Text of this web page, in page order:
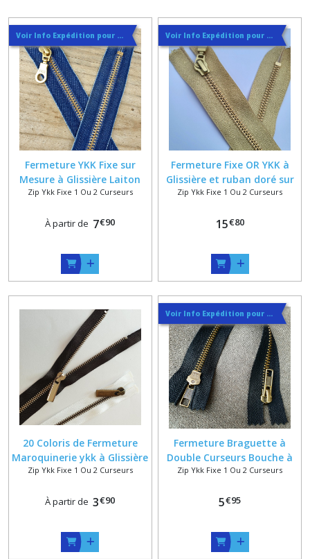
Voir Info Expédition pour Régler les Frais de Port au Meilleur Prix , En haut d'ecran à Droite
Fermeture YKK Fixe sur
Mesure à Glissière Laiton
Doré Poli ou Or sur Ruban
Zip Ykk Fixe 1 Ou 2 Curseurs
À partir de 7€90
Voir Info Expédition pour Régler les Frais de Port au Meilleur Prix , En haut d'ecran à Droite
Fermeture Fixe OR YKK à
Glissière et ruban doré sur
mesure jusqu'à 60 cm
Zip Ykk Fixe 1 Ou 2 Curseurs
15€80
20 Coloris de Fermeture
Maroquinerie ykk à Glissière
Métal 6 mm en Vieux Laiton
Zip Ykk Fixe 1 Ou 2 Curseurs
À partir de 3€90
Voir Info Expédition pour Régler les Frais de Port au Meilleur Prix , En haut d'ecran à Droite
Fermeture Braguette à
Double Curseurs Bouche à
Bouche ykk 6 mm noir 15 à
Zip Ykk Fixe 1 Ou 2 Curseurs
5€95